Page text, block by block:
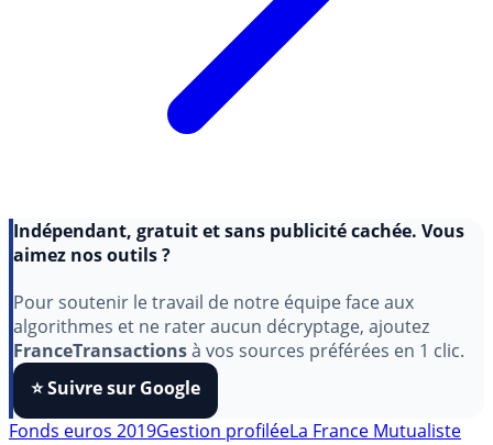
aimez nos outils ?
Pour soutenir le travail de notre équipe face aux
algorithmes et ne rater aucun décryptage, ajoutez
FranceTransactionsà vos sources préférées en 1 clic.
⭐️ Suivre sur Google